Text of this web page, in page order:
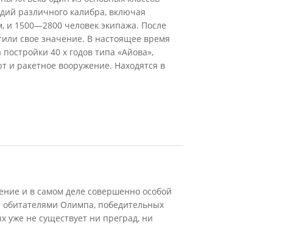
различного калибра, включая
1500—2800 человек экипажа. После
свое значение. В настоящее время
40 х годов типа «Айова»,
и ракетное вооружение. Находятся в
и в самом деле совершенно особой
Олимпа, победительных
уже не существует ни преград, ни